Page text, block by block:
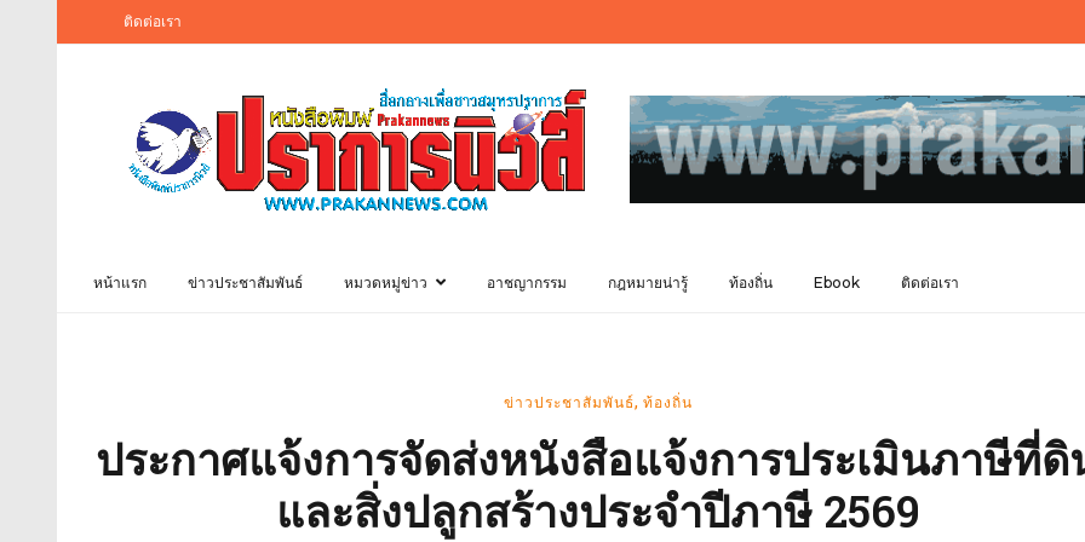
ติดต่อเรา
หน้าแรก ข่าวประชาสัมพันธ์ หมวดหมู่ข่าว อาชญากรรม กฎหมายน่ารู้ ท้องถิ่น Ebook ติดต่อเรา
ข่าวประชาสัมพันธ์, ท้องถิ่น
ประกาศแจ้งการจัดส่งหนังสือแจ้งการประเมินภาษีที่
และสิ่งปลูกสร้างประจำปีภาษี 2569